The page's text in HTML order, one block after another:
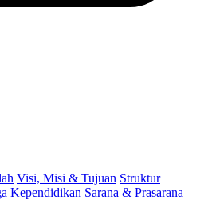
Visi, Misi & Tujuan Struktur
Kependidikan Sarana & Prasarana